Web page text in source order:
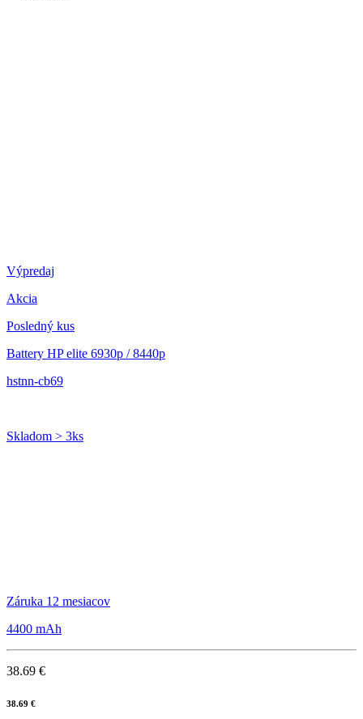
Výpredaj
Akcia
Posledný kus
Battery HP elite 6930p / 8440p
hstnn-cb69
Skladom > 3ks
Záruka 12 mesiacov
4400 mAh
38.69 €
38.69 €